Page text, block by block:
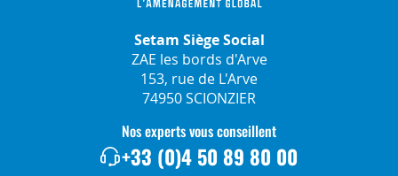
Setam Siège Social
ZAE les bords d'Arve
153, rue de L'Arve
74950 SCIONZIER
Nos experts vous conseillent
+33 (0)4 50 89 80 00